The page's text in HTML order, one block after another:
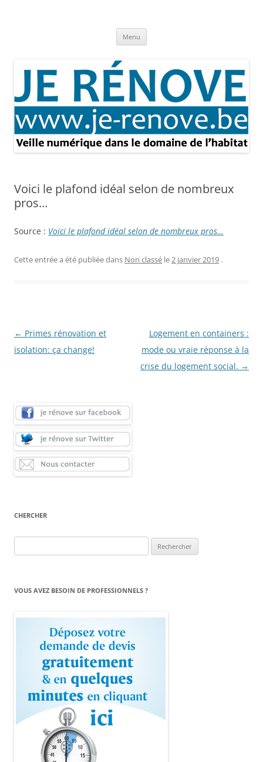
Menu
Voici le plafond idéal selon de nombreux
pros…
Source : Voici le plafond idéal selon de nombreux pros…
Cette entrée a été publiée dans Non classé le2 janvier 2019 .
Navigation
des
← Primes rénovation et
isolation: ça change!
Logement en containers :
mode ou vraie réponse à la
crise du logement social. →
CHERCHER
VOUS AVEZ BESOIN DE PROFESSIONNELS ?